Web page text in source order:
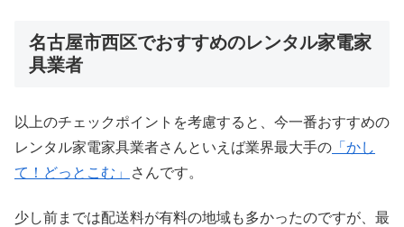
名古屋市西区でおすすめのレンタル家電家
具業者
以上のチェックポイントを考慮すると、今一番おすすめの
レンタル家電家具業者さんといえば業界最大手の 「かし
て！どっとこむ」
さんです。
少し前までは配送料が有料の地域も多かったのですが、最